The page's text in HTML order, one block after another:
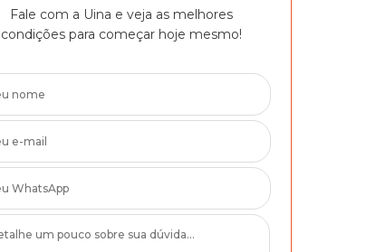
Fale com a Uina e veja as melhores
condições para começar hoje mesmo!